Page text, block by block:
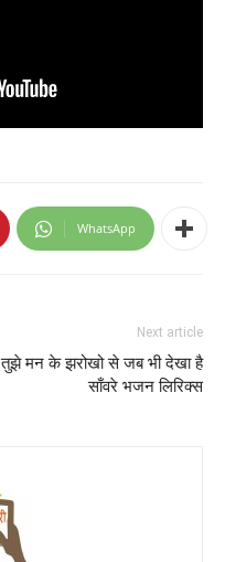
WhatsApp
Next article
तुझे मन के झरोखो से जब भी देखा है
साँवरे भजन लिरिक्स